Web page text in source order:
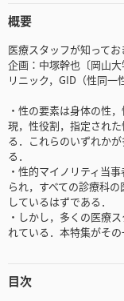
概要
医療スタッフが知って
企画：中塚幹也〔岡山
リニック，GID（性同一
・性の要素は身体の性
現，性役割，指定され
る．これらのいずれか
る．
・性的マイノリティ当
られ，すべての診療科
しているはずである．
・しかし，多くの医療
れている．本特集がその
目次